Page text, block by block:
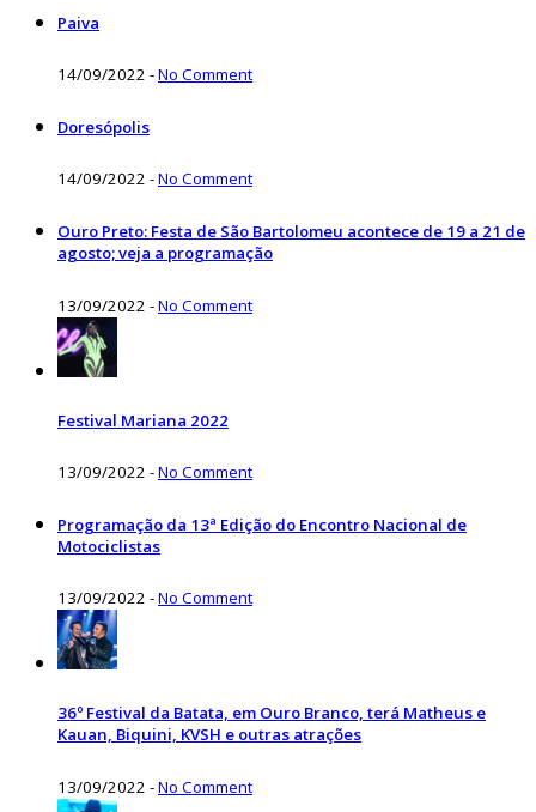
Paiva
14/09/2022 -No Comment
Doresópolis
14/09/2022 -No Comment
Ouro Preto: Festa de São Bartolomeu acontece de 19 a 21 de
agosto; veja a programação
13/09/2022 -No Comment
Festival Mariana 2022
13/09/2022 -No Comment
Programação da 13ª Edição do Encontro Nacional de
Motociclistas
13/09/2022 -No Comment
36º Festival da Batata, em Ouro Branco, terá Matheus e
Kauan, Biquini, KVSH e outras atrações
13/09/2022 -No Comment